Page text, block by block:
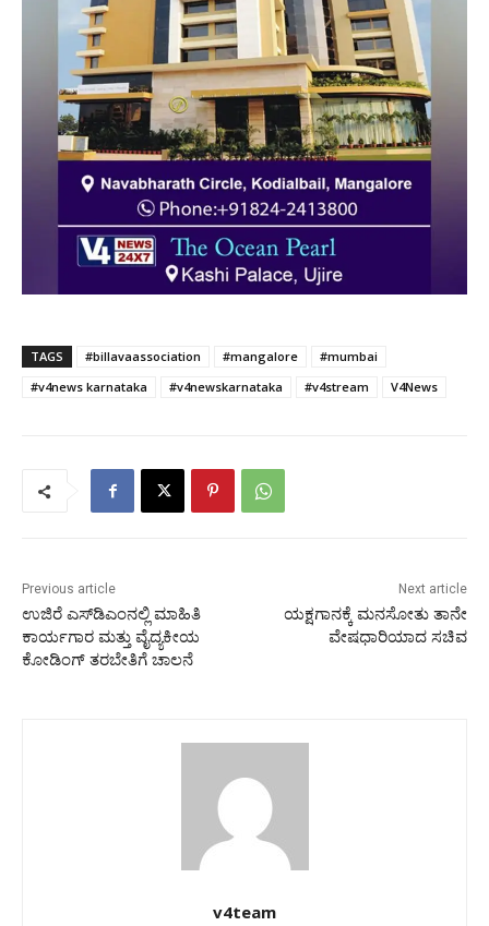
TAGS #billavaassociation #mangalore
#mumbai
#v4news karnataka
#v4newskarnataka #v4stream V4News
Previous article
ಉಜಿರೆ ಎಸ್‌ಡಿಎಂನಲ್ಲಿ ಮಾಹಿತಿ
ಕಾರ್ಯಗಾರ ಮತ್ತು ವೈದ್ಯಕೀಯ
ಕೋಡಿಂಗ್‌ ತರಬೇತಿಗೆ ಚಾಲನೆ
Next article
ಯಕ್ಷಗಾನಕ್ಕೆ ಮನಸೋತು ತಾನೇ
ವೇಷಧಾರಿಯಾದ ಸಚಿವ
v4team